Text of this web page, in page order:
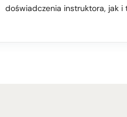
doświadczenia instruktora, jak i